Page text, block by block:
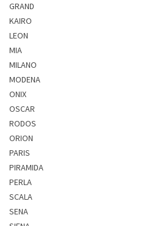
GRAND
KAIRO
LEON
MIA
MILANO
MODENA
ONIX
OSCAR
RODOS
ORION
PARIS
PIRAMIDA
PERLA
SCALA
SENA